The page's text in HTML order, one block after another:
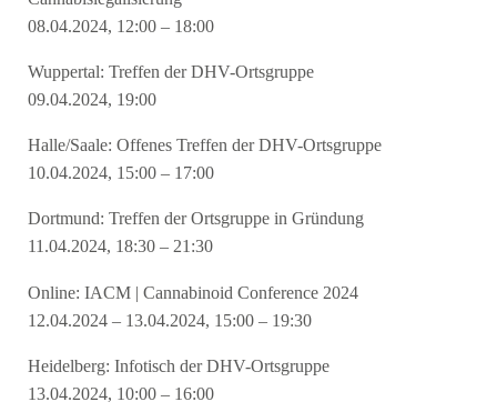
08.04.2024, 12:00 – 18:00
Wuppertal: Treffen der DHV-Ortsgruppe
09.04.2024, 19:00
Halle/Saale: Offenes Treffen der DHV-Ortsgruppe
10.04.2024, 15:00 – 17:00
Dortmund: Treffen der Ortsgruppe in Gründung
11.04.2024, 18:30 – 21:30
Online: IACM | Cannabinoid Conference 2024
12.04.2024 – 13.04.2024, 15:00 – 19:30
Heidelberg: Infotisch der DHV-Ortsgruppe
13.04.2024, 10:00 – 16:00